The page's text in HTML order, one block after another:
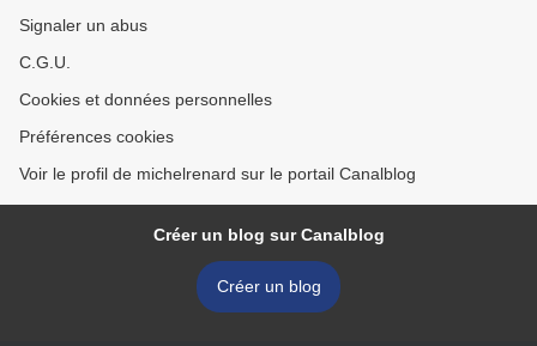
Signaler un abus
C.G.U.
Cookies et données personnelles
Préférences cookies
Voir le profil de michelrenard sur le portail Canalblog
Créer un blog sur Canalblog
Créer un blog